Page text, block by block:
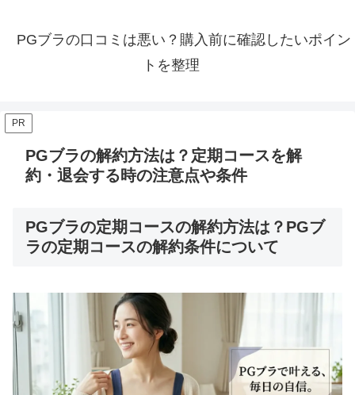
PGブラの口コミは悪い？購入前に確認したいポイン
トを整理
PR
PGブラの解約方法は？定期コースを解
約・退会する時の注意点や条件
PGブラの定期コースの解約方法は？PGブ
ラの定期コースの解約条件について